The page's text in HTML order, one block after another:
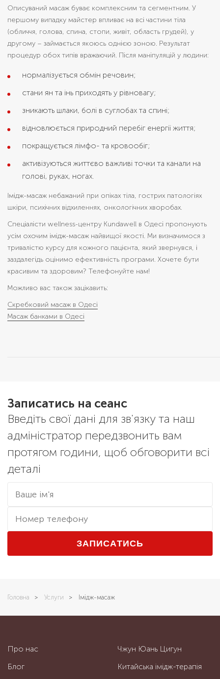
Описуваний масаж буває комплексним та сегментним. У
першому випадку майстер впливає на всі частини тіла
(обличчя, голова, спина, стопи, живіт, область грудей), у
другому – займається якоюсь однією зоною. Результат
процедур обох типів вражаючий. Після маніпуляцій у людини:
нормалізується обмін речовин;
стани ян та інь приходять у рівновагу;
зникають шлаки, болі в суглобах та спині;
відновлюється природний перебіг енергії життя;
покращується лімфо- та кровообіг;
активізуються життєво важливі точки та канали на
голові, руках, ногах.
Імідж-масаж небажаний при опіках тіла, гострих патологіях
шкіри, психічних відхиленнях, онкологічних хворобах.
Спеціалісти wellness-центру Kundawell в Одесі пропонують
усім охочим імідж-масаж найвищої якості. Ми визначимося з
тривалістю курсу для кожного пацієнта, який звернувся, і
заздалегідь оцінимо ефективність програми. Хочете бути
красивим та здоровим? Телефонуйте нам!
Можливо вас також зацікавить:
Скребковий масаж в Одесі
Масаж банками в Одесі
Записатись на сеанс
Введіть свої дані для зв'язку та наш
адміністратор передзвонить вам
протягом години, щоб обговорити всі
деталі
ЗАПИСАТИСЬ
Головна > Услуги > Імідж-масаж
Про нас
Блог
Чжун Юань Цигун
Китайська імідж-терапія